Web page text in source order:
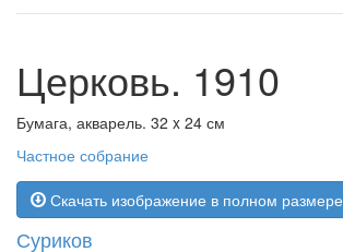
Церковь. 1910
Бумага, акварель. 32 x 24 см
Частное собрание
Скачать изображение в полном размере
Суриков